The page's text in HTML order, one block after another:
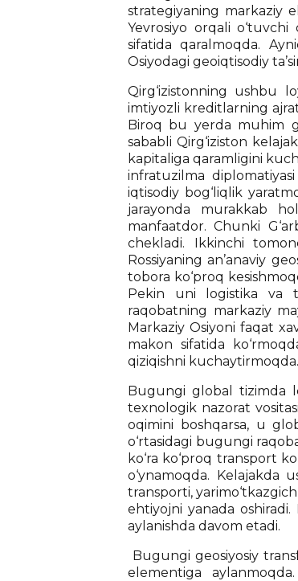
strategiyaning markaziy
Yevrosiyo orqali
sifatida qaralmoqda.
Osiyodagi geoiqtisodiy
Qirg‘izistonning ushbu
imtiyozli kreditlarning
Biroq bu yerda muhim
sababli Qirg‘iziston
kapitaliga qaramligini
infratuzilma
iqtisodiy bog‘liqlik
jarayonda murakkab
manfaatdor. Chunki
chekladi. Ikkinchi
Rossiyaning an’anaviy
tobora ko‘proq
Pekin uni logistika va
raqobatning markaziy
Markaziy Osiyoni faqat
makon sifatida
qiziqishni kuchaytirmoqda.
Bugungi global tizimda
texnologik nazorat
oqimini boshqarsa, u
o‘rtasidagi bugungi
ko‘ra ko‘proq transport
o‘ynamoqda. Kelajakda
transporti,
ehtiyojni yanada
aylanishda davom etadi.
Bugungi geosiyosiy
elementiga